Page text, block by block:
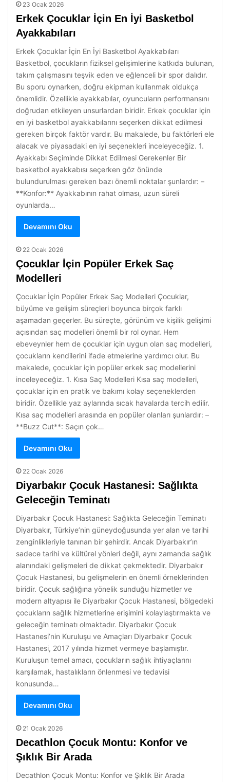
23 Ocak 2026
Erkek Çocuklar İçin En İyi Basketbol
Ayakkabıları
Erkek Çocuklar İçin En İyi Basketbol Ayakkabıları
Basketbol, çocukların fiziksel gelişimlerine katkıda bulunan,
takım çalışmasını teşvik eden ve eğlenceli bir spor dalıdır.
Bu sporu oynarken, doğru ekipman kullanmak oldukça
önemlidir. Özellikle ayakkabılar, oyuncuların performansını
doğrudan etkileyen unsurlardan biridir. Erkek çocuklar için
en iyi basketbol ayakkabılarını seçerken dikkat edilmesi
gereken birçok faktör vardır. Bu makalede, bu faktörleri ele
alacak ve piyasadaki en iyi seçenekleri inceleyeceğiz. 1.
Ayakkabı Seçiminde Dikkat Edilmesi Gerekenler Bir
basketbol ayakkabısı seçerken göz önünde
bulundurulması gereken bazı önemli noktalar şunlardır: –
**Konfor:** Ayakkabının rahat olması, uzun süreli
oyunlarda…
Devamını Oku
22 Ocak 2026
Çocuklar İçin Popüler Erkek Saç
Modelleri
Çocuklar İçin Popüler Erkek Saç Modelleri Çocuklar,
büyüme ve gelişim süreçleri boyunca birçok farklı
aşamadan geçerler. Bu süreçte, görünüm ve kişilik gelişimi
açısından saç modelleri önemli bir rol oynar. Hem
ebeveynler hem de çocuklar için uygun olan saç modelleri,
çocukların kendilerini ifade etmelerine yardımcı olur. Bu
makalede, çocuklar için popüler erkek saç modellerini
inceleyeceğiz. 1. Kısa Saç Modelleri Kısa saç modelleri,
çocuklar için en pratik ve bakımı kolay seçeneklerden
biridir. Özellikle yaz aylarında sıcak havalarda tercih edilir.
Kısa saç modelleri arasında en popüler olanları şunlardır: –
**Buzz Cut**: Saçın çok…
Devamını Oku
22 Ocak 2026
Diyarbakır Çocuk Hastanesi: Sağlıkta
Geleceğin Teminatı
Diyarbakır Çocuk Hastanesi: Sağlıkta Geleceğin Teminatı
Diyarbakır, Türkiye’nin güneydoğusunda yer alan ve tarihi
zenginlikleriyle tanınan bir şehirdir. Ancak Diyarbakır’ın
sadece tarihi ve kültürel yönleri değil, aynı zamanda sağlık
alanındaki gelişmeleri de dikkat çekmektedir. Diyarbakır
Çocuk Hastanesi, bu gelişmelerin en önemli örneklerinden
biridir. Çocuk sağlığına yönelik sunduğu hizmetler ve
modern altyapısı ile Diyarbakır Çocuk Hastanesi, bölgedeki
çocukların sağlık hizmetlerine erişimini kolaylaştırmakta ve
geleceğin teminatı olmaktadır. Diyarbakır Çocuk
Hastanesi’nin Kuruluşu ve Amaçları Diyarbakır Çocuk
Hastanesi, 2017 yılında hizmet vermeye başlamıştır.
Kuruluşun temel amacı, çocukların sağlık ihtiyaçlarını
karşılamak, hastalıkların önlenmesi ve tedavisi
konusunda…
Devamını Oku
21 Ocak 2026
Decathlon Çocuk Montu: Konfor ve
Şıklık Bir Arada
Decathlon Çocuk Montu: Konfor ve Şıklık Bir Arada